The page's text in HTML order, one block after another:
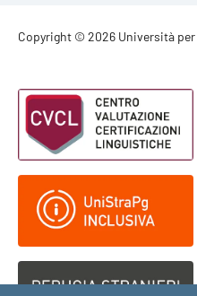
Footer -
Copyright © 2026 Università
Footer - Loghi